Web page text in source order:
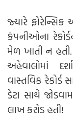
જ્યારે
કંપનીઓના
મેળ ખાતી ન
અહેવાલોમાં
વાસ્તવિક રેકોર્ડ
ડેટા સાથે
લાખ કરોડ હતી!